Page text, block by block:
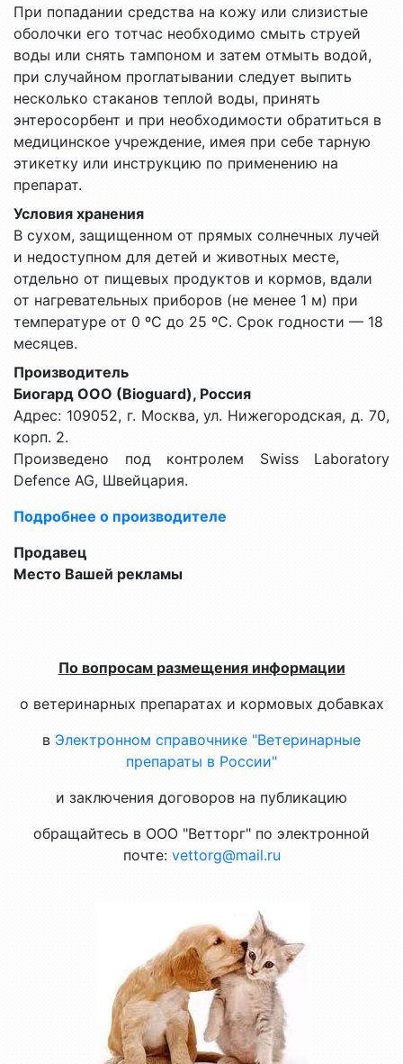
При попадании средства на кожу или слизистые
оболочки его тотчас необходимо смыть струей
воды или снять тампоном и затем отмыть водой,
при случайном проглатывании следует выпить
несколько стаканов теплой воды, принять
энтеросорбент и при необходимости обратиться в
медицинское учреждение, имея при себе тарную
этикетку или инструкцию по применению на
препарат.
Условия хранения
В сухом, защищенном от прямых солнечных лучей
и недоступном для детей и животных месте,
отдельно от пищевых продуктов и кормов, вдали
от нагревательных приборов (не менее 1 м) при
температуре от 0 ºС до 25 ºС. Срок годности — 18
месяцев.
Производитель
Биогард ООО (Bioguard), Россия
Адрес: 109052, г. Москва, ул. Нижегородская, д. 70,
корп. 2.
Произведено под контролем Swiss Laboratory
Defence AG, Швейцария.
Подробнее о производителе
Продавец
Место Вашей рекламы
По вопросам размещения информации
о ветеринарных препаратах и кормовых добавках
в Электронном справочнике "Ветеринарные
препараты в России"
и заключения договоров на публикацию
обращайтесь в ООО "Ветторг" по электронной
почте: vettorg@mail.ru